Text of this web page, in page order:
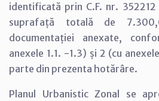
identificată prin C.F. nr.
suprafață totală de
documentației anexate,
anexele 1.1. -1.3) și 2 (cu
parte din prezenta hotărâre.
Planul Urbanistic Zonal se